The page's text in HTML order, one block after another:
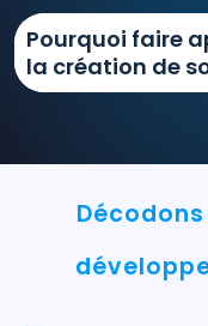
Pourquoi faire
la création de